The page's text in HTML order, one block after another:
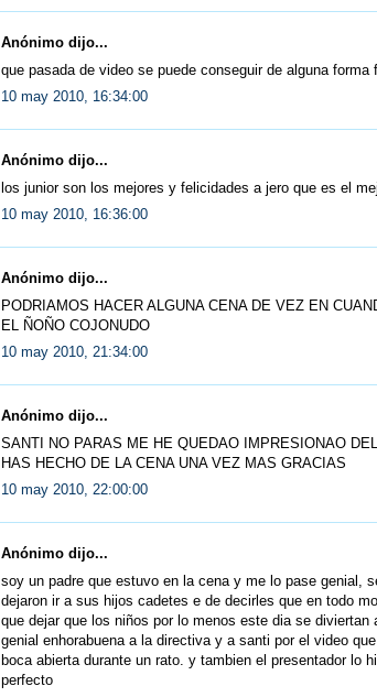
Anónimo dijo...
que pasada de video se puede conseguir de alguna forma
10 may 2010, 16:34:00
Anónimo dijo...
los junior son los mejores y felicidades a jero que es el
10 may 2010, 16:36:00
Anónimo dijo...
PODRIAMOS HACER ALGUNA CENA DE VEZ EN
EL ÑOÑO COJONUDO
10 may 2010, 21:34:00
Anónimo dijo...
SANTI NO PARAS ME HE QUEDAO IMPRESIONAO
HAS HECHO DE LA CENA UNA VEZ MAS GRACIAS
10 may 2010, 22:00:00
Anónimo dijo...
soy un padre que estuvo en la cena y me lo pase genial,
dejaron ir a sus hijos cadetes e de decirles que en todo
que dejar que los niños por lo menos este dia se diviertan
genial enhorabuena a la directiva y a santi por el video
boca abierta durante un rato. y tambien el presentador lo
perfecto